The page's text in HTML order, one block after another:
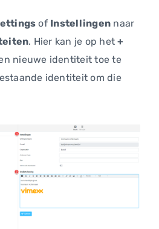
of Instellingen naar
. Hier kan je op het+
nieuwe identiteit toe te
identiteit om die